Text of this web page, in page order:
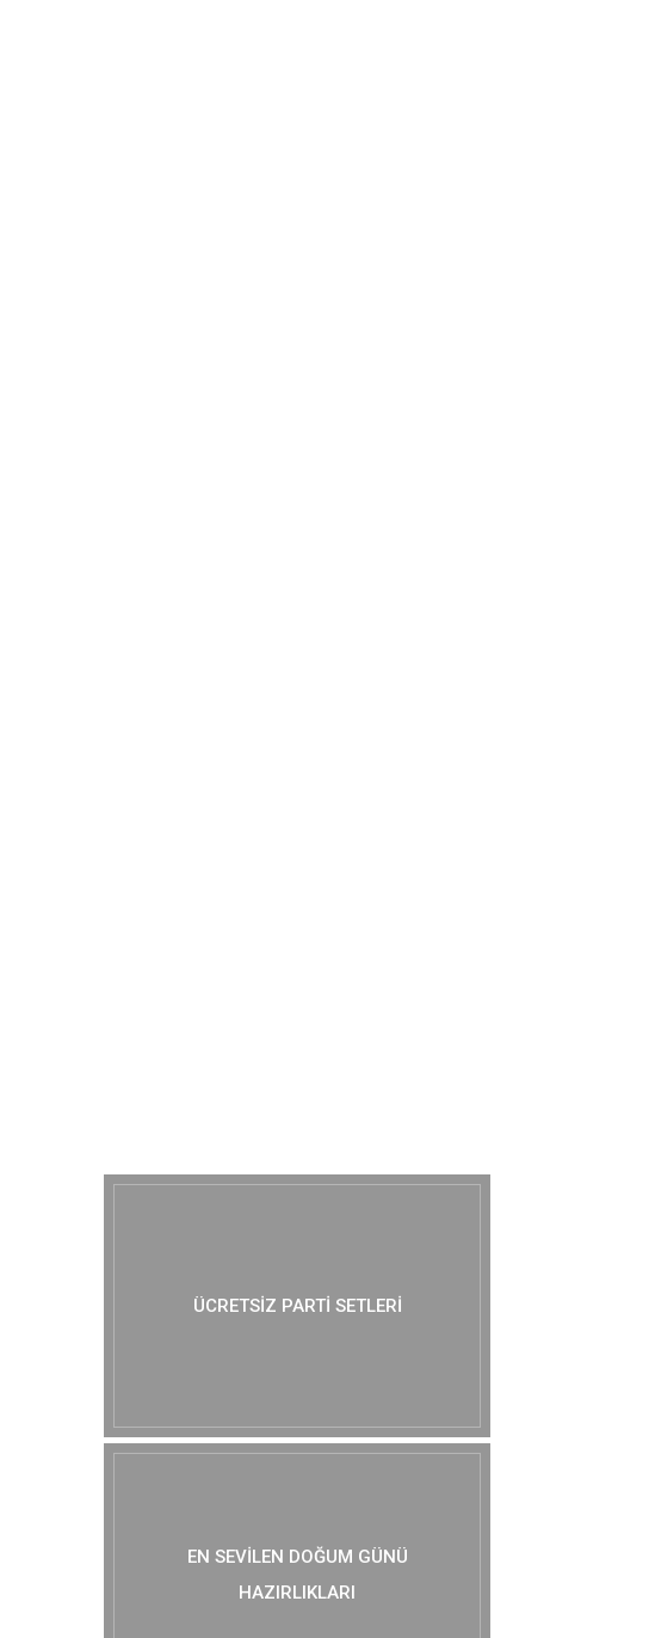
ÜCRETSIZ PARTI SETLERI
EN SEVILEN DOĞUM GÜNÜ
HAZIRLIKLARI